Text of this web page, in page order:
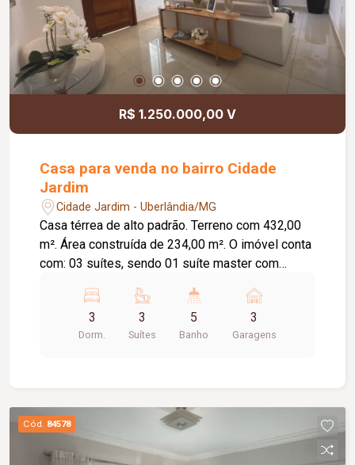
R$ 1.250.000,00 V
Casa para venda no bairro Cidade
Jardim
Cidade Jardim - Uberlândia/MG
Casa térrea de alto padrão. Terreno com 432,00
m². Área construída de 234,00 m². O imóvel conta
com: 03 suítes, sendo 01 suíte master com
inverno; Cozinha ampla e funcional; Área gourmet
com banheiro de apoio e depósito; Piscina
aquecida; Academia privativa; Lavanderia
Carregador para veículo elétrico; Portões
eletrônicos; Sistema de alarme com câmeras de
monitoramento; Cerca concertina; Acabamentos
3
Dorm.
3
Suítes
5
Banho
3
Garagens
Cód. 84578